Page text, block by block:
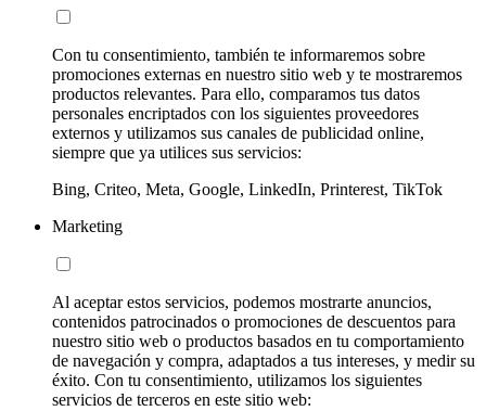
Con tu consentimiento, también te informaremos sobre
promociones externas en nuestro sitio web y te mostraremos
productos relevantes. Para ello, comparamos tus datos
personales encriptados con los siguientes proveedores
externos y utilizamos sus canales de publicidad online,
siempre que ya utilices sus servicios:
Bing, Criteo, Meta, Google, LinkedIn, Printerest, TikTok
Marketing
Al aceptar estos servicios, podemos mostrarte anuncios,
contenidos patrocinados o promociones de descuentos para
nuestro sitio web o productos basados en tu comportamiento
de navegación y compra, adaptados a tus intereses, y medir su
éxito. Con tu consentimiento, utilizamos los siguientes
servicios de terceros en este sitio web: